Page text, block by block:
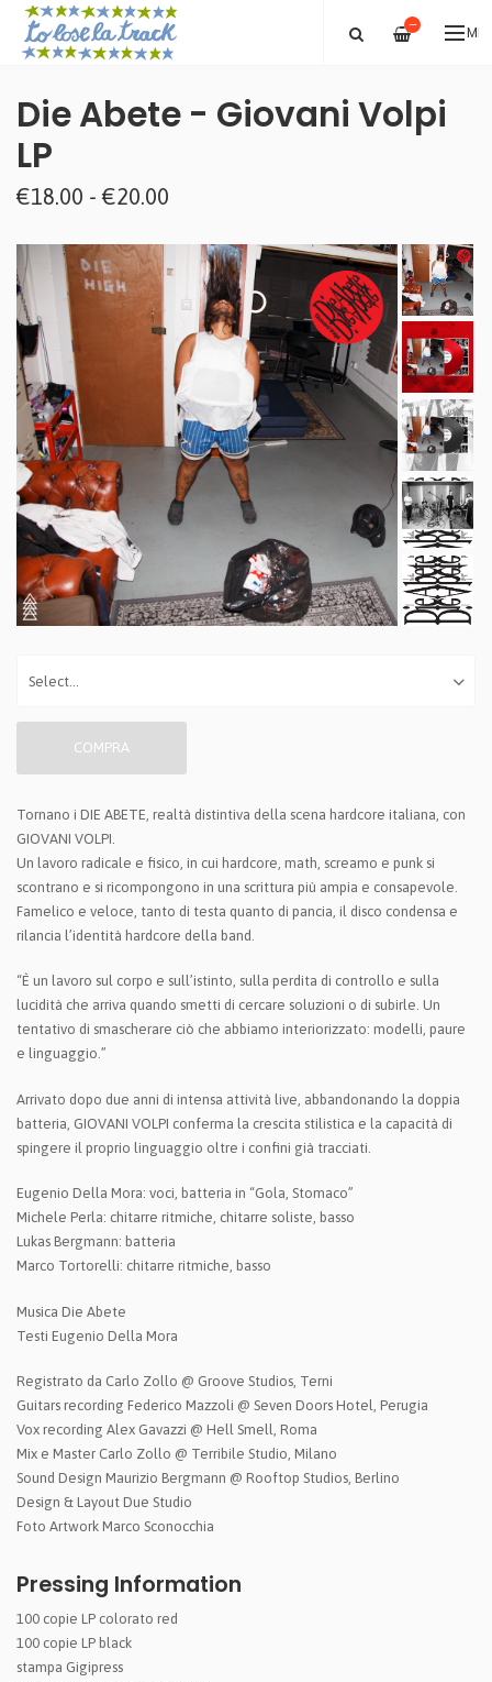
—
Die Abete - Giovani Volpi
LP
€18.00 - €20.00
COMPRA
Tornano i DIE ABETE, realtà distintiva della scena hardcore italiana, con
GIOVANI VOLPI.
Un lavoro radicale e fisico, in cui hardcore, math, screamo e punk si
scontrano e si ricompongono in una scrittura più ampia e consapevole.
Famelico e veloce, tanto di testa quanto di pancia, il disco condensa e
rilancia l’identità hardcore della band.
“È un lavoro sul corpo e sull’istinto, sulla perdita di controllo e sulla
lucidità che arriva quando smetti di cercare soluzioni o di subirle. Un
tentativo di smascherare ciò che abbiamo interiorizzato: modelli, paure
e linguaggio.”
Arrivato dopo due anni di intensa attività live, abbandonando la doppia
batteria, GIOVANI VOLPI conferma la crescita stilistica e la capacità di
spingere il proprio linguaggio oltre i confini già tracciati.
Eugenio Della Mora: voci, batteria in “Gola, Stomaco”
Michele Perla: chitarre ritmiche, chitarre soliste, basso
Lukas Bergmann: batteria
Marco Tortorelli: chitarre ritmiche, basso
Musica Die Abete
Testi Eugenio Della Mora
Registrato da Carlo Zollo @ Groove Studios, Terni
Guitars recording Federico Mazzoli @ Seven Doors Hotel, Perugia
Vox recording Alex Gavazzi @ Hell Smell, Roma
Mix e Master Carlo Zollo @ Terribile Studio, Milano
Sound Design Maurizio Bergmann @ Rooftop Studios, Berlino
Design & Layout Due Studio
Foto Artwork Marco Sconocchia
Pressing Information
100 copie LP colorato red
100 copie LP black
stampa Gigipress